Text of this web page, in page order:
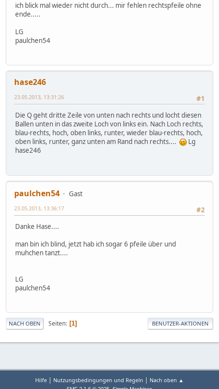
ich blick mal wieder nicht durch... mir fehlen rechtspfeile ohne
ende.....
LG
paulchen54
hase246
#1
23.05.2013, 13:31:26
Die Q geht dritte Zeile von unten nach rechts und locht diesen
Ballen unten in das zweite Loch von links ein. Nach Loch rechts,
blau-rechts, hoch, oben links, runter, wieder blau-rechts, hoch,
oben links, runter, ganz unten am Rand nach rechts....
Lg
hase246
paulchen54
Gast
#2
23.05.2013, 13:36:17
Danke Hase....
man bin ich blind, jetzt hab ich sogar 6 pfeile über und
muhchen tanzt....
LG
paulchen54
NACH OBEN Seiten 1 BENUTZER-AKTIONEN
Hilfe | Nutzungsbedingungen und Regeln | Nach oben ▲